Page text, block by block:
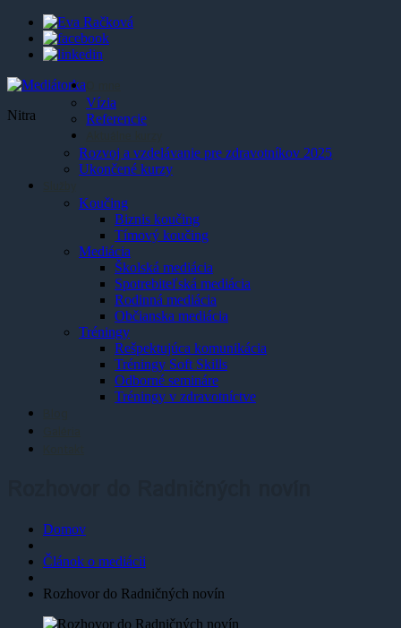
Nitra
Vízia
Referencie
Rozvoj a vzdelávanie pre zdravotníkov 2025
Ukončené kurzy
Koučing
Biznis koučing
Tímový koučing
Mediácia
Školská mediácia
Spotrebiteľská mediácia
Rodinná mediácia
Občianska mediácia
Tréningy
Rešpektujúca komunikácia
Tréningy Soft Skills
Odborné semináre
Tréningy v zdravotníctve
Domov
Článok o mediácii
Rozhovor do Radničných novín